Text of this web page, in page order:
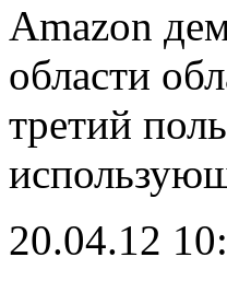
Amazon
области
третий
20.04.12